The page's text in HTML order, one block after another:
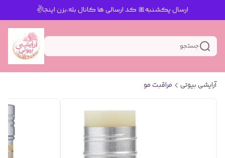
ارسال یکشنبه🎀 کد ارسالی ها کانال بله.بزن اینجا✌️
جستجو
آرایشی بیوتی مراقبت مو